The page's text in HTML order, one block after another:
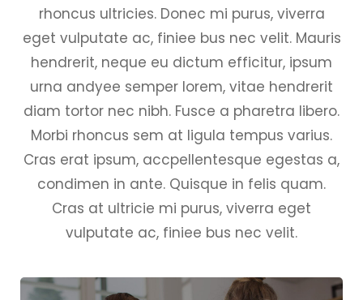
rhoncus ultricies. Donec mi purus, viverra
eget vulputate ac, finiee bus nec velit. Mauris
hendrerit, neque eu dictum efficitur, ipsum
urna andyee semper lorem, vitae hendrerit
diam tortor nec nibh. Fusce a pharetra libero.
Morbi rhoncus sem at ligula tempus varius.
Cras erat ipsum, accpellentesque egestas a,
condimen in ante. Quisque in felis quam.
Cras at ultricie mi purus, viverra eget
vulputate ac, finiee bus nec velit.